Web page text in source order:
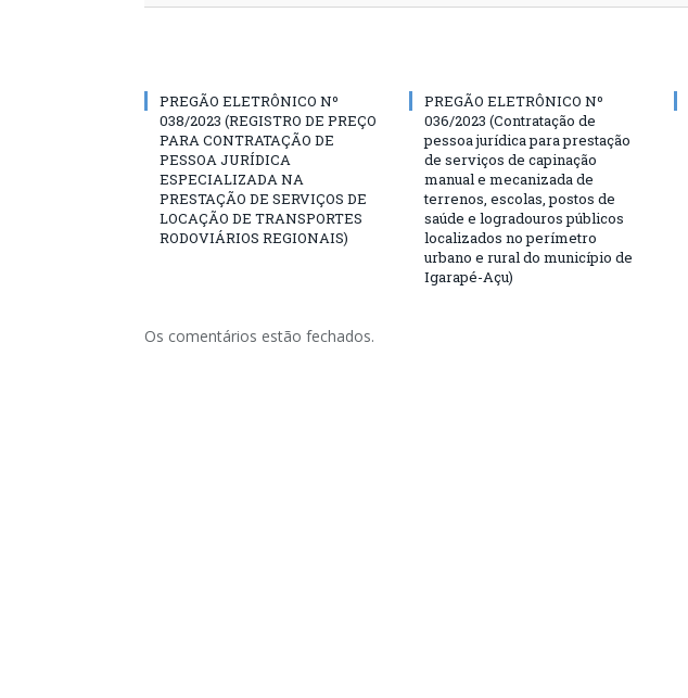
PREGÃO ELETRÔNICO Nº
038/2023 (REGISTRO DE PREÇO
PARA CONTRATAÇÃO DE
PESSOA JURÍDICA
ESPECIALIZADA NA
PRESTAÇÃO DE SERVIÇOS DE
LOCAÇÃO DE TRANSPORTES
RODOVIÁRIOS REGIONAIS)
PREGÃO ELETRÔNICO Nº
036/2023 (Contratação de
pessoa jurídica para prestação
de serviços de capinação
manual e mecanizada de
terrenos, escolas, postos de
saúde e logradouros públicos
localizados no perímetro
urbano e rural do município de
Igarapé-Açu)
Os comentários estão fechados.